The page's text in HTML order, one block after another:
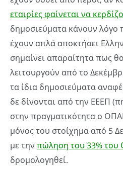
εταιρίες φαίνεται να
δημοσιεύματα κάνουν λόγο
έχουν απλά αποκτήσει
σημαίνει απαραίτητα πως
λειτουργούν από το
τα ίδια δημοσιεύματα
δε δίνονται από την ΕΕΕΠ
στην πραγματικότητα ο
μόνος του στοίχημα από 5
με την πώληση του 33%
δρομολογηθεί.